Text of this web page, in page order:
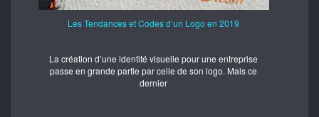
Les Tendances et Codes d’un Logo en 2019
La création d’une identité visuelle pour une entreprise
passe en grande partie par celle de son logo. Mais ce
dernier